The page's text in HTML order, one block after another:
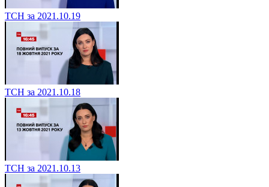
ТСН за 2021.10.19
ТСН за 2021.10.18
ТСН за 2021.10.13